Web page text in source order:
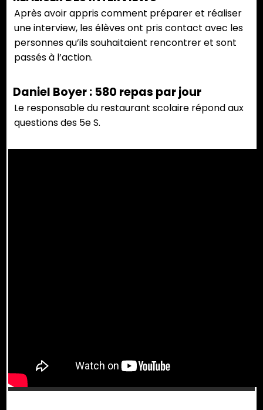
Après avoir appris comment préparer et réaliser
une interview, les élèves ont pris contact avec les
personnes qu’ils souhaitaient rencontrer et sont
passés à l’action.
Daniel Boyer : 580 repas par jour
Le responsable du restaurant scolaire répond aux
questions des 5e S.